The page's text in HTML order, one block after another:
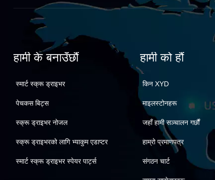
हामी के बनाउँछौं
स्मार्ट स्क्रू ड्राइभर
पेचकस बिट्स
स्क्रू ड्राइभर नोजल
स्क्रू ड्राइभरको लागि भ्याकुम एडाप्टर
स्मार्ट स्क्रू ड्राइभर स्पेयर पार्ट्स
हामी को हौं
किन XYD
माइलस्टोनहरू
जहाँ हामी सञ्चालन गर्छौं
हाम्रो प्रमाणपत्र
संगठन चार्ट